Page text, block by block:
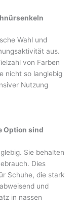
Wahl und
aus.
von Farben
nicht so langlebig
Nutzung
Option sind
Sie behalten
Dies
Schuhe, die stark
und
in nassen